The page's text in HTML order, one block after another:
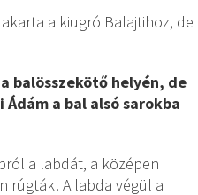
a kiugró Balajtihoz, de
balösszekötő helyén, de
a bal alsó sarokba
a labdát, a középen
rúgták! A labda végül a